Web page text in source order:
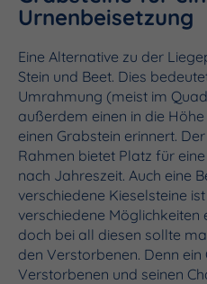
Urnenbeisetzung
Eine Alternative zu der
Stein und Beet. Dies
Umrahmung (meist im
außerdem einen in die
einen Grabstein erinnert.
Rahmen bietet Platz für
nach Jahreszeit. Auch eine
verschiedene Kieselsteine
verschiedene
doch bei all diesen sollte
den Verstorbenen. Denn
Verstorbenen und seinen